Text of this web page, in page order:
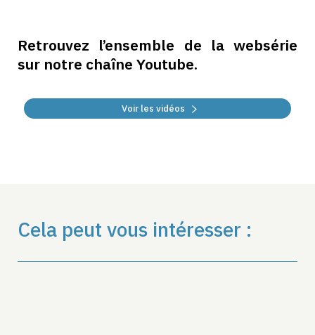
Retrouvez l’ensemble de la websérie
sur notre chaîne Youtube.
Voir les vidéos
Cela peut vous intéresser :